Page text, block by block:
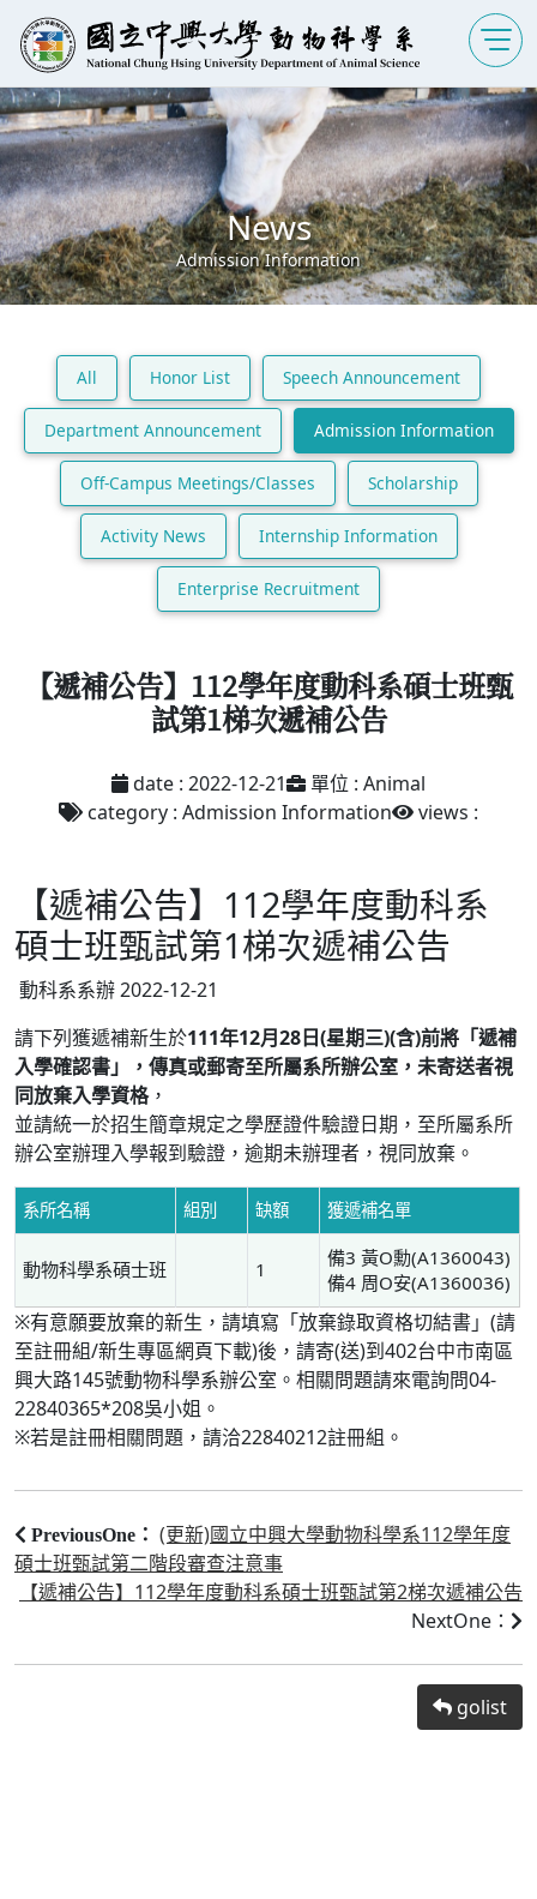
News
Admission Information
All Honor List Speech Announcement
Department Announcement Admission Information
Off-Campus Meetings/Classes Scholarship
Activity News Internship Information
Enterprise Recruitment
【遞補公告】112學年度動科系碩士班甄
試第1梯次遞補公告
date : 2022-12-21
單位 : Animal
category : Admission Information
views :
【遞補公告】112學年度動科系
碩士班甄試第1梯次遞補公告
動科系系辦2022-12-21
請下列獲遞補新生於111年12月28日(星期三)(含)前將「遞補
入學確認書」，傳真或郵寄至所屬系所辦公室， 未寄送者視
同放棄入學資格，
並請統一於招生簡章規定之學歷證件驗證日期，至所屬系所
辦公室辦理入學報到驗證，逾期未辦理者，視同放棄。
系所名稱 組別 缺額 獲遞補名單
動物科學系碩士班 1
備3 黃O勳(A1360043)
備4 周O安(A1360036)
※有意願要放棄的新生，請填寫「放棄錄取資格切結書」(請
至註冊組/新生專區網頁下載)後，請寄(送)到402台中市南區
興大路145號動物科學系辦公室。相關問題請來電詢問04-
22840365*208吳小姐。
※若是註冊相關問題，請洽22840212註冊組。
PreviousOne：
(更新)國立中興大學動物科學系112學年度
碩士班甄試第二階段審查注意事
【遞補公告】112學年度動科系碩士班甄試第2梯次遞補公告
NextOne：
golist